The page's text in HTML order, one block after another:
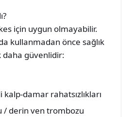
için uygun olmayabilir.
kullanmadan önce sağlık
daha güvenlidir:
damar rahatsızlıkları
/ derin ven trombozu